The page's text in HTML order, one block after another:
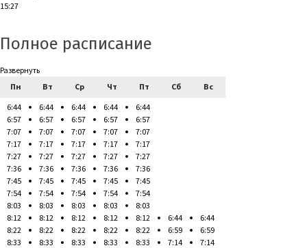
15:27
Полное расписание
Развернуть
Пн
Вт Ср Чт Пт Сб
Вс
6:44
6:57
7:07
7:17
7:27
7:36
7:45
7:54
8:03
8:12
8:22
8:33
6:44
6:57
7:07
7:17
7:27
7:36
7:45
7:54
8:03
8:12
8:22
8:33
6:44
6:57
7:07
7:17
7:27
7:36
7:45
7:54
8:03
8:12
8:22
8:33
6:44
6:57
7:07
7:17
7:27
7:36
7:45
7:54
8:03
8:12
8:22
8:33
6:44
6:57
7:07
7:17
7:27
7:36
7:45
7:54
8:03
8:12
8:22
8:33
6:44
6:59
7:14
6:44
6:59
7:14